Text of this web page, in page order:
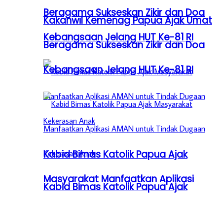
Beragama Sukseskan Zikir dan Doa
Kebangsaan Jelang HUT Ke-81 RI
Kabid Bimas Katolik Papua Ajak
Masyarakat Manfaatkan Aplikasi
Kakanwil Kemenag Papua Ajak Umat
Beragama Sukseskan Zikir dan Doa
Kebangsaan Jelang HUT Ke-81 RI
Kabid Bimas Katolik Papua Ajak